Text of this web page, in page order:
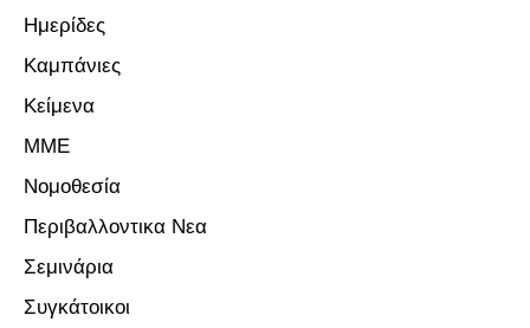
Ημερίδες
Καμπάνιες
Κείμενα
ΜΜΕ
Νομοθεσία
Περιβαλλοντικα Νεα
Σεμινάρια
Συγκάτοικοι